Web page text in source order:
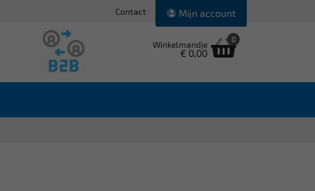
Contact Mijn account
Winkelmandje
€ 0,00
0